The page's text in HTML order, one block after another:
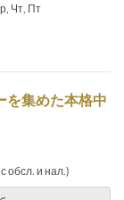
Чт, Пт
を集めた本格中
обсл. и нал.)